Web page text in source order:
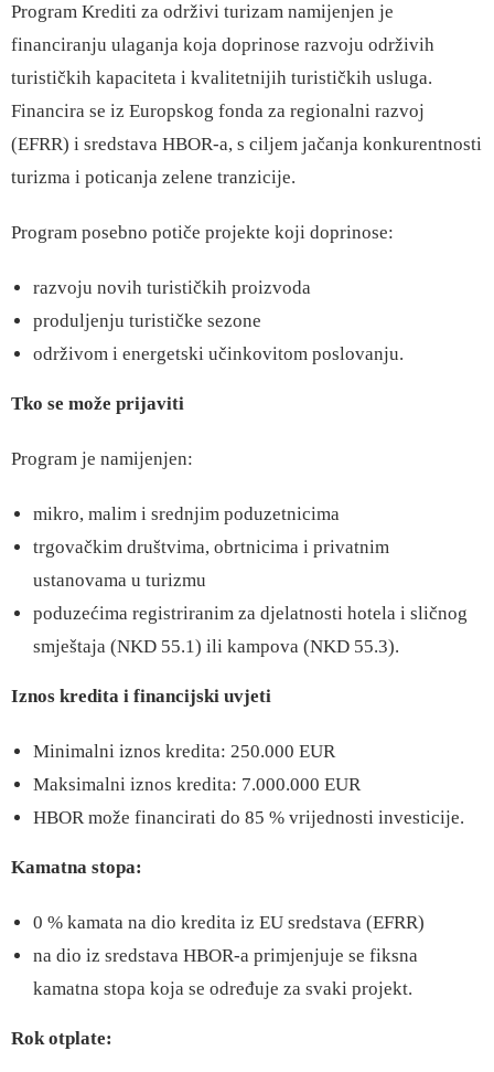
Program Krediti za održivi turizam namijenjen je
financiranju ulaganja koja doprinose razvoju održivih
turističkih kapaciteta i kvalitetnijih turističkih usluga.
Financira se iz Europskog fonda za regionalni razvoj
(EFRR) i sredstava HBOR-a, s ciljem jačanja konkurentnosti
turizma i poticanja zelene tranzicije.
Program posebno potiče projekte koji doprinose:
razvoju novih turističkih proizvoda
produljenju turističke sezone
održivom i energetski učinkovitom poslovanju.
Tko se može prijaviti
Program je namijenjen:
mikro, malim i srednjim poduzetnicima
trgovačkim društvima, obrtnicima i privatnim
ustanovama u turizmu
poduzećima registriranim za djelatnosti hotela i sličnog
smještaja (NKD 55.1) ili kampova (NKD 55.3).
Iznos kredita i financijski uvjeti
Minimalni iznos kredita: 250.000 EUR
Maksimalni iznos kredita: 7.000.000 EUR
HBOR može financirati do 85 % vrijednosti investicije.
Kamatna stopa:
0 % kamata na dio kredita iz EU sredstava (EFRR)
na dio iz sredstava HBOR-a primjenjuje se fiksna
kamatna stopa koja se određuje za svaki projekt.
Rok otplate: